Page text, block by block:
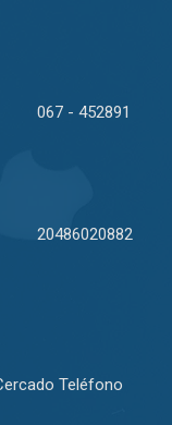
067 - 452891
20486020882
Teléfono